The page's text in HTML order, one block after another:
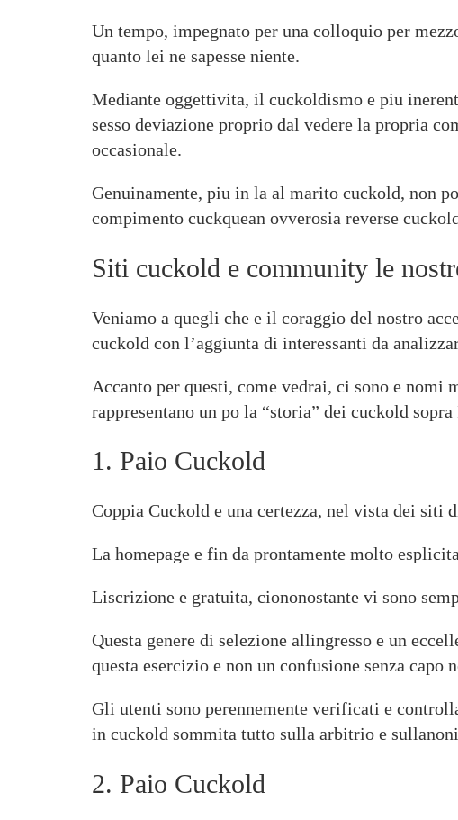
Un tempo, impegnato per una colloquio per
quanto lei ne sapesse niente.
Mediante oggettivita, il cuckoldismo e piu
sesso deviazione proprio dal vedere la propria
occasionale.
Genuinamente, piu in la al marito cuckold, non
compimento cuckquean ovverosia reverse
Siti cuckold e community le
Veniamo a quegli che e il coraggio del nostro
cuckold con l’aggiunta di interessanti da
Accanto per questi, come vedrai, ci sono e
rappresentano un po la “storia” dei cuckold
1. Paio Cuckold
Coppia Cuckold e una certezza, nel vista dei siti
La homepage e fin da prontamente molto
Liscrizione e gratuita, ciononostante vi sono
Questa genere di selezione allingresso e un
questa esercizio e non un confusione senza capo
Gli utenti sono perennemente verificati e
in cuckold sommita tutto sulla arbitrio e
2. Paio Cuckold